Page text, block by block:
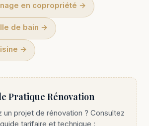
en copropriété →
de bain →
→
Pratique Rénovation
un projet de rénovation ? Consultez
tarifaire et technique :